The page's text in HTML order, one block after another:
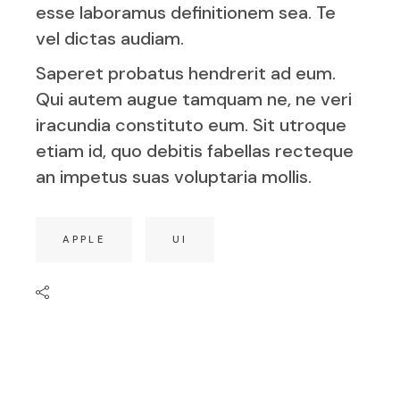
esse laboramus definitionem sea. Te
vel dictas audiam.
Saperet probatus hendrerit ad eum.
Qui autem augue tamquam ne, ne veri
iracundia constituto eum. Sit utroque
etiam id, quo debitis fabellas recteque
an impetus suas voluptaria mollis.
APPLE UI